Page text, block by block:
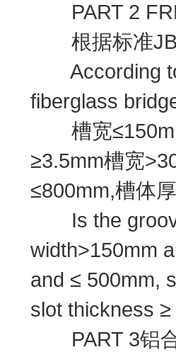
PART 2
根据标准JB/
According to
fiberglass
槽宽
≥3.5mm槽宽
≤800mm,槽体
Is the groove
width>150mm
and ≤ 500mm,
slot thickness
PART 3铝合